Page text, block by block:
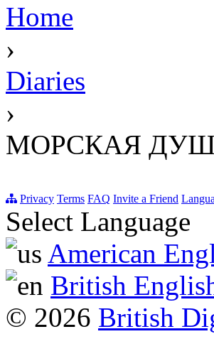
Home
›
Diaries
›
МОРСКАЯ
Privacy Terms FAQ Invite a Friend
Select Language
American
British
© 2026 British